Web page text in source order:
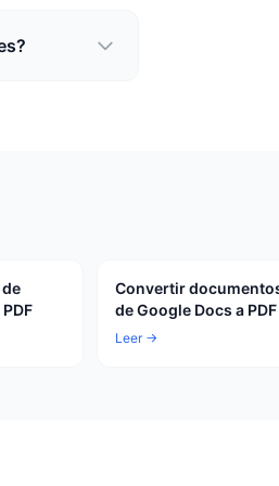
Convertir
de Google Docs a PDF
Leer →